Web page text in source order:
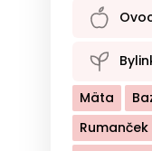
Baklažán
Cvikla
Kapusta
Kapusta
Baza
Čerešne
Gaštany
Mäta
Rumanček